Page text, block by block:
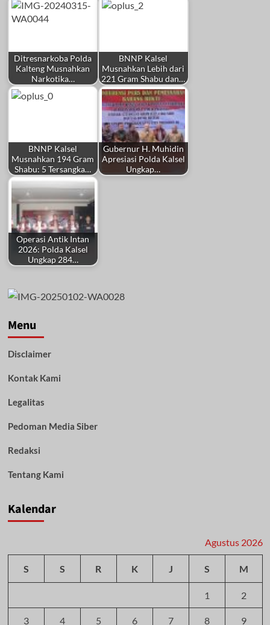
Ditresnarkoba Polda
Kalteng Musnahkan
Narkotika…
BNNP Kalsel
Musnahkan Lebih dari
221 Gram Shabu dan…
BNNP Kalsel
Musnahkan 194 Gram
Shabu: 5 Tersangka…
Gubernur H. Muhidin
Apresiasi Polda Kalsel
Ungkap…
Operasi Antik Intan
2026: Polda Kalsel
Ungkap 284…
Menu
Disclaimer
Kontak Kami
Legalitas
Pedoman Media Siber
Redaksi
Tentang Kami
Kalendar
Agustus 2026
S S R K J S M
1 2
3 4 5 6 7 8 9